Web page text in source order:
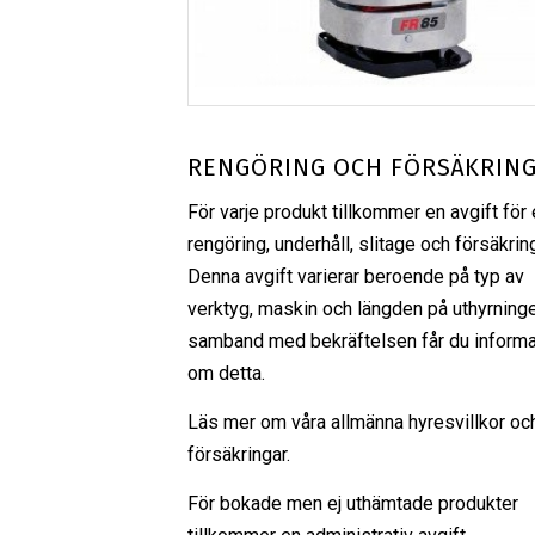
RENGÖRING OCH FÖRSÄKRING
För varje produkt tillkommer en avgift för
rengöring, underhåll, slitage och
Denna avgift varierar beroende på typ av
verktyg, maskin och längden på
samband med bekräftelsen får du
om detta.
Läs mer om våra allmänna hyresvillkor
försäkringar.
För bokade men ej uthämtade produkter